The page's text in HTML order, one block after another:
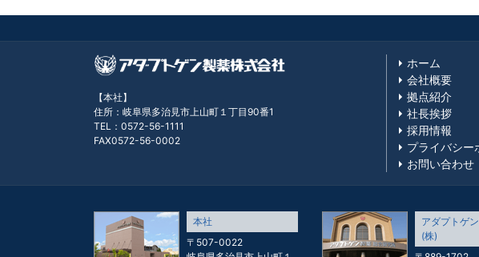
【本社】
住所：岐阜県多治見市上山町１丁目90番1
TEL：0572-56-1111
FAX0572-56-0002
ホーム
会社概要
拠点紹介
社長挨拶
採用情報
プライバシー
お問い合わせ
本社
〒507-0022
アダプトゲ
(株)